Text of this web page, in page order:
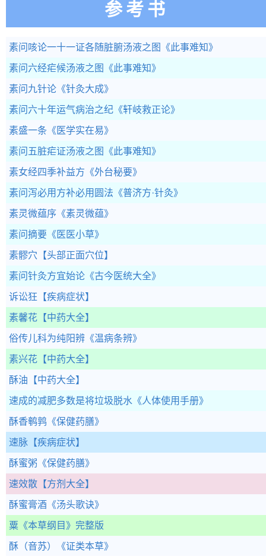
参考书
素问咳论一十一证各随脏腑汤液之图 《此事难知》
素问六经疟候汤液之图 《此事难知》
素问九针论 《针灸大成》
素问六十年运气病治之纪 《轩岐救正论》
素盛一条 《医学实在易》
素问五脏疟证汤液之图 《此事难知》
素女经四季补益方 《外台秘要》
素问泻必用方补必用圆法 《普济方·针灸》
素灵微蕴序 《素灵微蕴》
素问摘要 《医医小草》
素髎穴 【头部正面穴位】
素问针灸方宜始论 《古今医统大全》
诉讼狂 【疾病症状】
素馨花 【中药大全】
俗传儿科为纯阳辨 《温病条辨》
素兴花 【中药大全】
酥油 【中药大全】
速成的减肥多数是将垃圾脱水 《人体使用手册》
酥香鹌鹑 《保健药膳》
速脉 【疾病症状】
酥蜜粥 《保健药膳》
速效散 【方剂大全】
酥蜜膏酒 《汤头歌诀》
粟 《本草纲目》完整版
酥（音苏） 《证类本草》